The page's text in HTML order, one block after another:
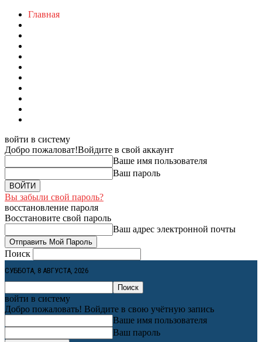
Главная
войти в систему
Добро пожаловат!Войдите в свой аккаунт
Ваше имя пользователя
Ваш пароль
Вы забыли свой пароль?
восстановление пароля
Восстановите свой пароль
Ваш адрес электронной почты
Поиск
СУББОТА, 8 АВГУСТА, 2026
войти в систему
Добро пожаловать! Войдите в свою учётную запись
Ваше имя пользователя
Ваш пароль